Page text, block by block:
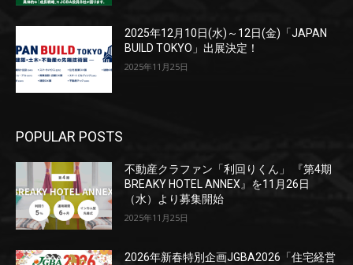
2025年12月10日(水)～12日(金)「JAPAN
BUILD TOKYO」出展決定！
2025年11月25日
POPULAR POSTS
不動産クラファン「利回りくん」 『第4期
BREAKY HOTEL ANNEX』を11月26日
（水）より募集開始
2025年11月25日
2026年新春特別企画JGBA2026「住宅経営